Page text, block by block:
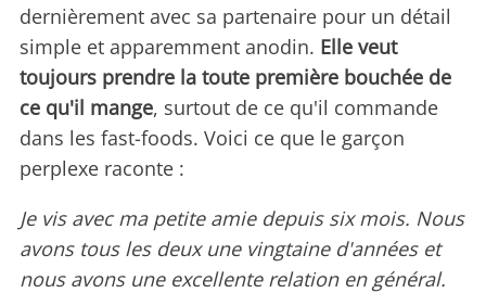
dernièrement avec sa partenaire pour un détail
simple et apparemment anodin. Elle veut
toujours prendre la toute première bouchée de
ce qu'il mange, surtout de ce qu'il commande
dans les fast-foods. Voici ce que le garçon
perplexe raconte :
Je vis avec ma petite amie depuis six mois. Nous
avons tous les deux une vingtaine d'années et
nous avons une excellente relation en général.